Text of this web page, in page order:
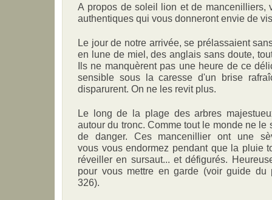
A propos de soleil lion et de mancenilliers,
authentiques qui vous donneront envie de
Le jour de notre arrivée, se prélassaient
en lune de miel, des anglais sans doute,
Ils ne manquèrent pas une heure de ce
sensible sous la caresse d'un brise
disparurent. On ne les revit plus.
Le long de la plage des arbres
autour du tronc. Comme tout le monde ne le
de danger. Ces mancenillier ont une
vous vous endormez pendant que la pluie
réveiller en sursaut... et défigurés.
pour vous mettre en garde (voir guide du
326).